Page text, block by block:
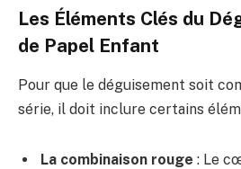
Les Éléments Clés du
de Papel Enfant
Pour que le déguisement soit
série, il doit inclure certains
La combinaison rouge : Le